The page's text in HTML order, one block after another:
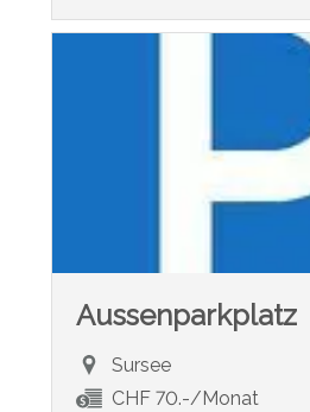
Aussenparkplatz
Sursee
CHF 70.-/Monat